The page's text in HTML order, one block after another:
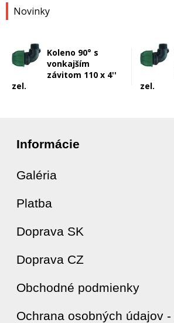
Novinky
Koleno 90° s
vonkajším
závitom 110 x 4''
zel.
zel.
Informácie
Galéria
Platba
Doprava SK
Doprava CZ
Obchodné podmienky
Ochrana osobných údajov -